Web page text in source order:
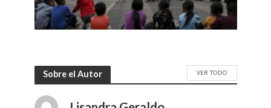
Sobre el Autor VER TODO